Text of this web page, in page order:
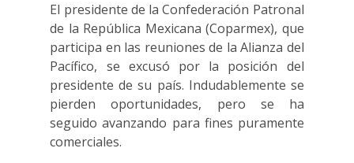
El presidente de la Confederación Patronal
de la República Mexicana (Coparmex), que
participa en las reuniones de la Alianza del
Pacífico, se excusó por la posición del
presidente de su país. Indudablemente se
pierden oportunidades, pero se ha
seguido avanzando para fines puramente
comerciales.